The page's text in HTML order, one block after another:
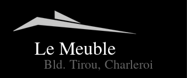
Le Meuble
Bld. Tirou, Charleroi